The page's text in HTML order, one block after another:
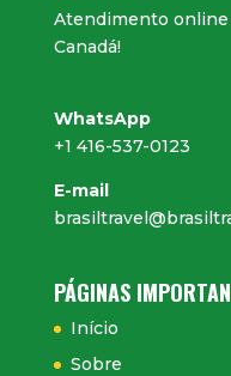
Atendimento
Canadá!
WhatsApp
+1 416-537-0123
E-mail
PÁGINAS
Início
Sobre